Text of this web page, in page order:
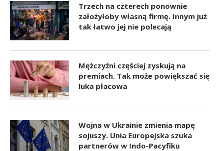
Trzech na czterech ponownie
założyłoby własną firmę. Innym już
tak łatwo jej nie polecają
Mężczyźni częściej zyskują na
premiach. Tak może powiększać się
luka płacowa
Wojna w Ukrainie zmienia mapę
sojuszy. Unia Europejska szuka
partnerów w Indo-Pacyfiku